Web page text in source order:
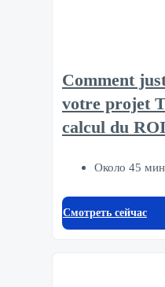
Comment
votre projet
calcul du
Около 45
Смотреть сейчас